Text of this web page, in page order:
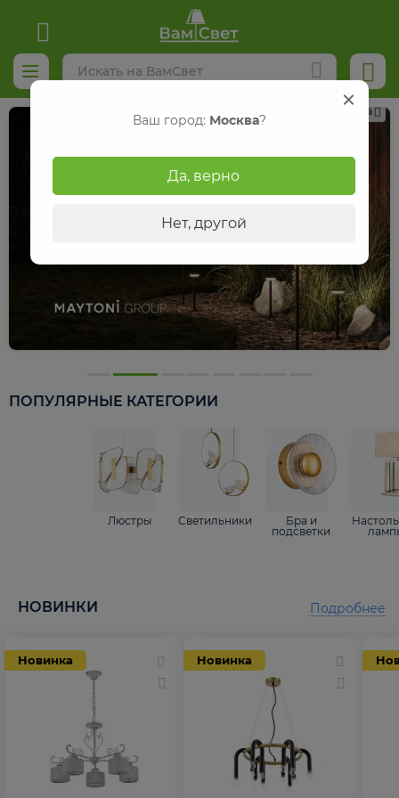
Реклама
ПОПУЛЯРНЫЕ КАТЕГОРИИ
Люстры Светильники
Бра и
подсветки
НОВИНКИ
Новинка Новинка
Подробнее
Ваш город: Москва?
Да, верно
Нет, другой